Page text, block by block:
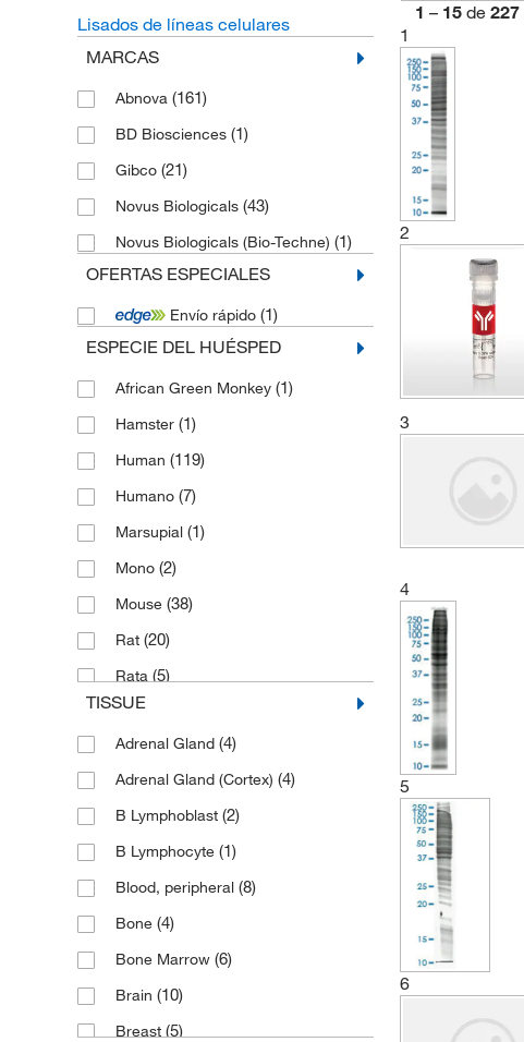
Lisados de líneas celulares
MARCAS
Abnova (161)
BD Biosciences (1)
Gibco (21)
Novus Biologicals (43)
Novus Biologicals (Bio-Techne) (1)
OFERTAS ESPECIALES
Envío rápido (1)
ESPECIE DEL HUÉSPED
African Green Monkey (1)
Hamster (1)
Human (119)
Humano (7)
Marsupial (1)
Mono (2)
Mouse (38)
Rat (20)
Rata (5)
Ratón
TISSUE
Adrenal Gland (4)
Adrenal Gland (Cortex) (4)
B Lymphoblast (2)
B Lymphocyte (1)
Blood, peripheral (8)
Bone (4)
Bone Marrow (6)
Brain (10)
Breast (5)
1 – 15 de 227
1
2
3
4
5
6